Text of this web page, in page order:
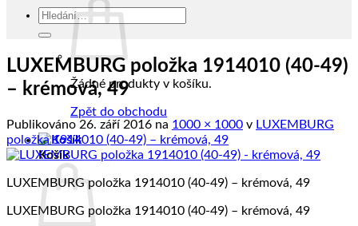
Žádné produkty v košíku.
Zpět do obchodu
Košík
Hledat:
LUXEMBURG položka 1914010 (40-49)
– krémová, 49
Publikováno 26. září 2016 na 1000 × 1000 v LUXEMBURG
položka 1914010 (40-49) – krémová, 49
LUXEMBURG položka 1914010 (40-49) – krémová, 49
LUXEMBURG položka 1914010 (40-49) – krémová, 49